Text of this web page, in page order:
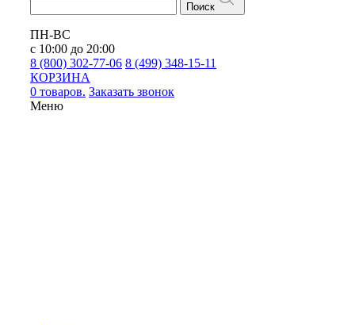
Поиск
ПН-ВС
с 10:00 до 20:00
8 (800) 302-77-06 8 (499) 348-15-11
КОРЗИНА
0 товаров. Заказать звонок
Меню